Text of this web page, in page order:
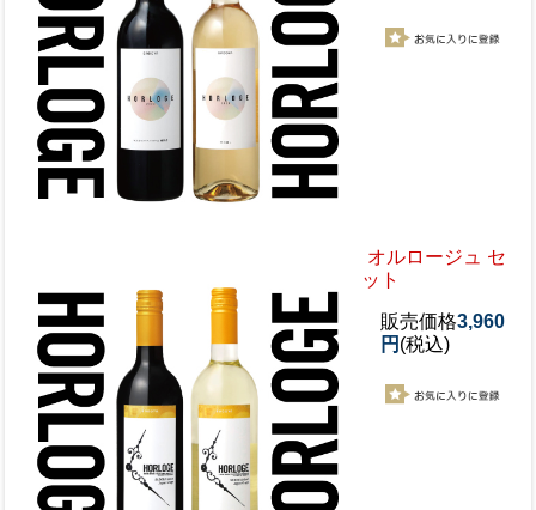
オルロージュ セ
ット
販売価格3,960
円 (税込)